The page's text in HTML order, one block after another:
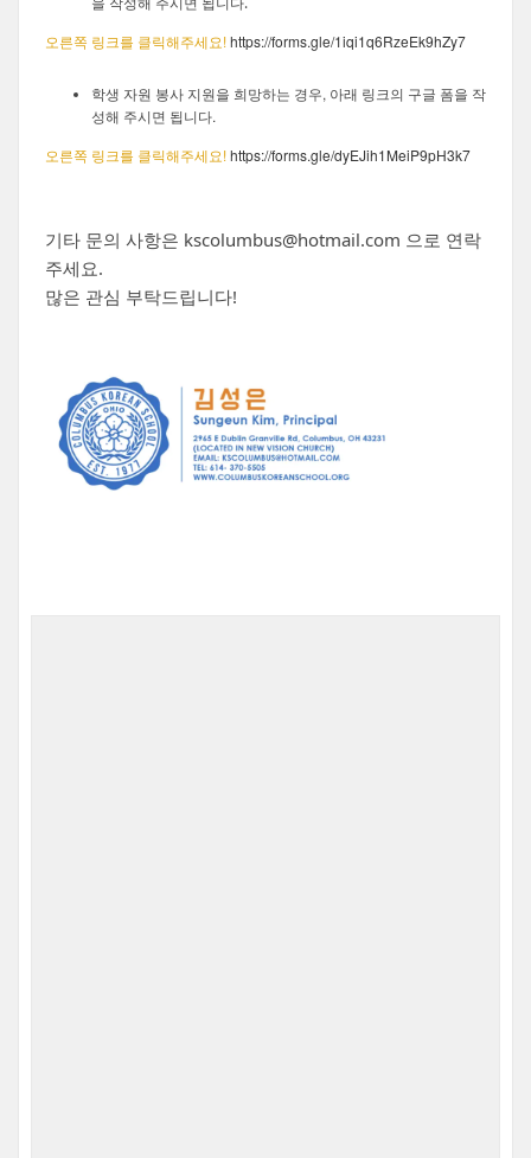
오른쪽 링크를 클릭해주세요!https://forms.gle/1iqi1q6RzeEk9hZy7
학생 자원 봉사 지원을 희망하는 경우, 아래 링크의 구글 폼을 작
성해 주시면 됩니다.
오른쪽 링크를 클릭해주세요!https://forms.gle/dyEJih1MeiP9pH3k7
기타 문의 사항은 kscolumbus@hotmail.com 으로 연락
주세요.
많은 관심 부탁드립니다!